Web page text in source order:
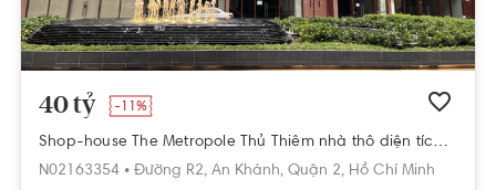
40 tỷ -11%
Shop-house The Metropole Thủ Thiêm nhà thô diện tích 186m²
N02163354 • Đường R2, An Khánh, Quận 2, Hồ Chí Minh